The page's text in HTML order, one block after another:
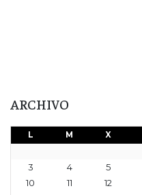
ARCHIVO
L M X
3
4 5
10
11 12